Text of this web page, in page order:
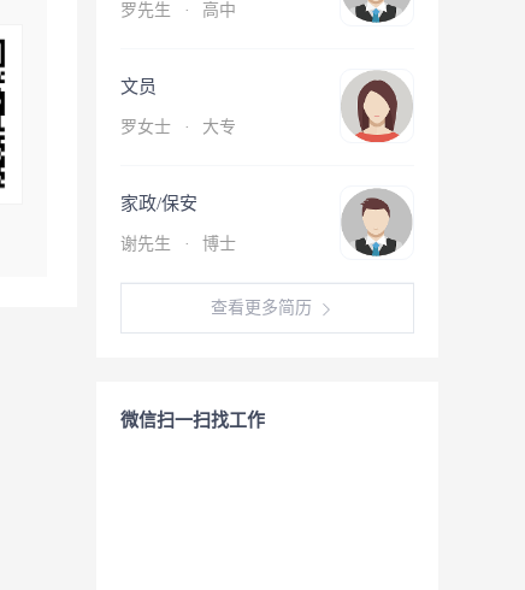
罗先生 · 高中
文员
罗女士 · 大专
家政/保安
谢先生 · 博士
查看更多简历
微信扫一扫找工作